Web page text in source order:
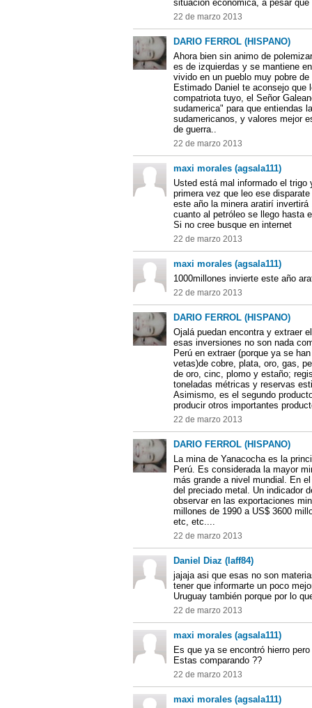
situación economica, a pesar
22 de marzo 2013
DARIO FERROL (HISPANO)
Ahora bien sin animo de
es de izquierdas y se mantiene
vivido en un pueblo muy pobre
Estimado Daniel te aconsejo que
compatriota tuyo, el Señor
sudamerica" para que entiendas
sudamericanos, y valores mejor
de guerra..
22 de marzo 2013
maxi morales (agsala111)
Usted está mal informado el
primera vez que leo ese
este año la minera aratirí
cuanto al petróleo se llego hasta
Si no cree busque en internet
22 de marzo 2013
maxi morales (agsala111)
1000millones invierte este año
22 de marzo 2013
DARIO FERROL (HISPANO)
Ojalá puedan encontra y extraer
esas inversiones no son nada
Perú en extraer (porque ya se
vetas)de cobre, plata, oro, gas,
de oro, cinc, plomo y estaño;
toneladas métricas y reservas
Asimismo, es el segundo
producir otros importantes
22 de marzo 2013
DARIO FERROL (HISPANO)
La mina de Yanacocha es la
Perú. Es considerada la mayor
más grande a nivel mundial. En
del preciado metal. Un indicador
observar en las exportaciones
millones de 1990 a US$ 3600
etc, etc....
22 de marzo 2013
Daniel Diaz (laff84)
jajaja asi que esas no son
tener que informarte un poco
Uruguay también porque por lo
22 de marzo 2013
maxi morales (agsala111)
Es que ya se encontró hierro
Estas comparando ??
22 de marzo 2013
maxi morales (agsala111)